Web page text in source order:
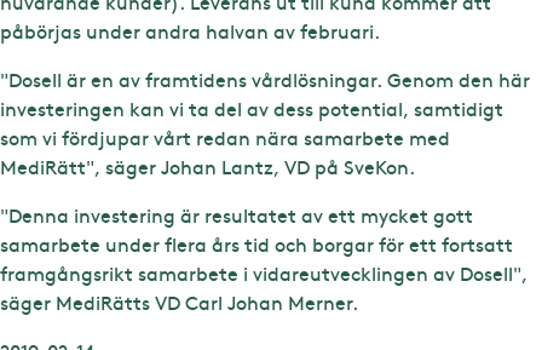
påbörjas under andra halvan av februari.
"Dosell är en av framtidens vårdlösningar. Genom den här
investeringen kan vi ta del av dess potential, samtidigt
som vi fördjupar vårt redan nära samarbete med
MediRätt", säger Johan Lantz, VD på SveKon.
"Denna investering är resultatet av ett mycket gott
samarbete under flera års tid och borgar för ett fortsatt
framgångsrikt samarbete i vidareutvecklingen av Dosell",
säger MediRätts VD Carl Johan Merner.